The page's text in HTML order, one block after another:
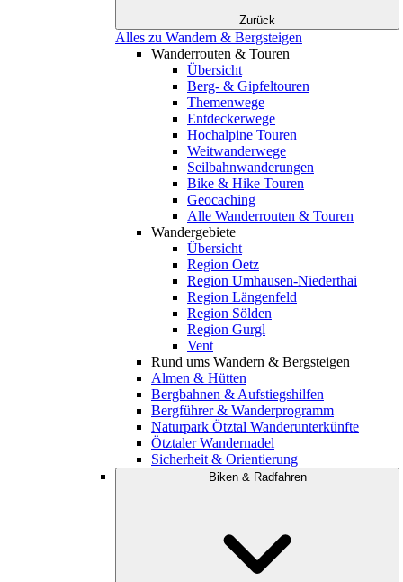
Zurück
Alles zu Wandern & Bergsteigen
Wanderrouten & Touren
Übersicht
Berg- & Gipfeltouren
Themenwege
Entdeckerwege
Hochalpine Touren
Weitwanderwege
Seilbahnwanderungen
Bike & Hike Touren
Geocaching
Alle Wanderrouten & Touren
Wandergebiete
Übersicht
Region Oetz
Region Umhausen-Niederthai
Region Längenfeld
Region Sölden
Region Gurgl
Vent
Rund ums Wandern & Bergsteigen
Almen & Hütten
Bergbahnen & Aufstiegshilfen
Bergführer & Wanderprogramm
Naturpark Ötztal Wanderunterkünfte
Ötztaler Wandernadel
Sicherheit & Orientierung
Biken & Radfahren